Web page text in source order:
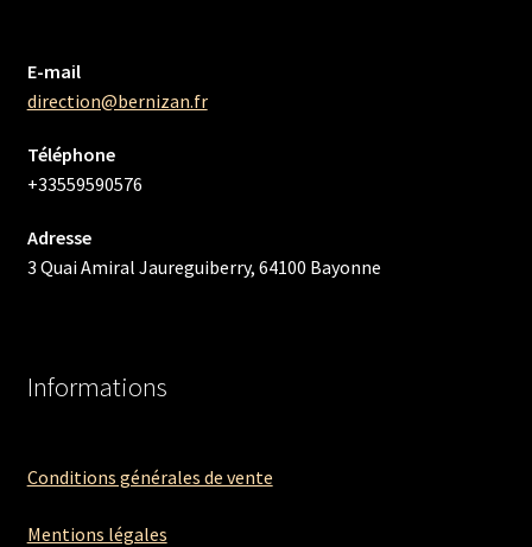
E-mail
direction@bernizan.fr
Téléphone
+33559590576
Adresse
3 Quai Amiral Jaureguiberry, 64100 Bayonne
Informations
Conditions générales de vente
Mentions légales